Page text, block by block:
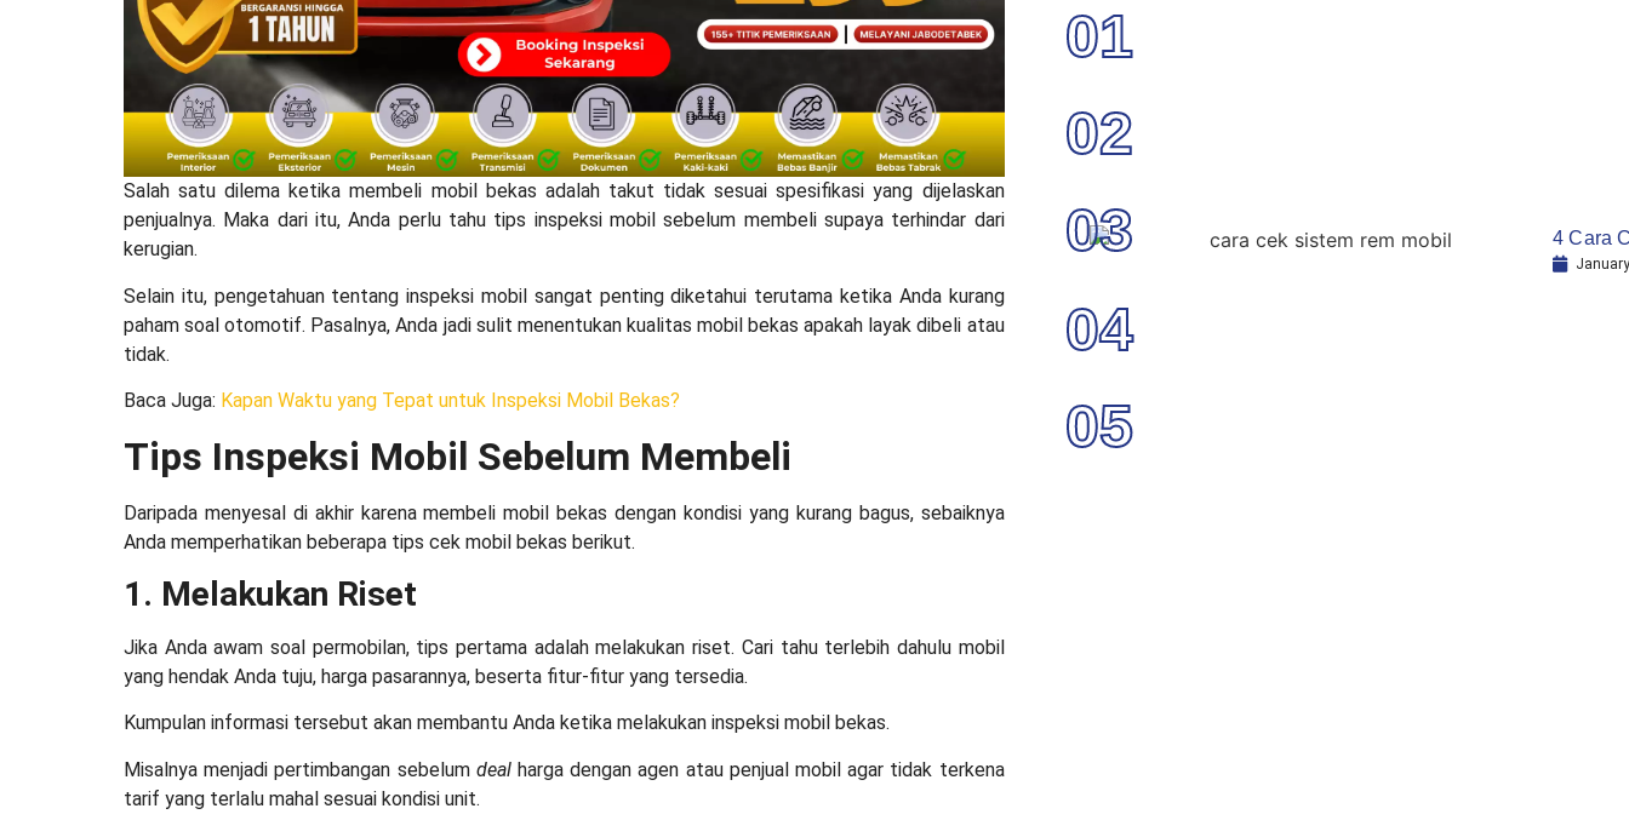
Salah satu dilema ketika membeli mobil bekas adalah takut tidak sesuai spesifikasi yang dijelaskan
penjualnya. Maka dari itu, Anda perlu tahu tips inspeksi mobil sebelum membelisupaya terhindar dari
kerugian.
Selain itu, pengetahuan tentang inspeksi mobil sangat penting diketahui terutama ketika Anda kurang
paham soal otomotif. Pasalnya, Anda jadi sulit menentukan kualitas mobil bekas apakah layak dibeli atau
tidak.
Baca Juga: Kapan Waktu yang Tepat untuk Inspeksi Mobil Bekas?
Tips Inspeksi Mobil Sebelum Membeli
Daripada menyesal di akhir karena membeli mobil bekas dengan kondisi yang kurang bagus, sebaiknya
Anda memperhatikan beberapa tips cek mobil bekas berikut.
1. Melakukan Riset
Jika Anda awam soal permobilan, tips pertama adalah melakukan riset. Cari tahu terlebih dahulu mobil
yang hendak Anda tuju, harga pasarannya, beserta fitur-fitur yang tersedia.
Kumpulan informasi tersebut akan membantu Anda ketika melakukan inspeksi mobil bekas.
Misalnya menjadi pertimbangan sebelum dealharga dengan agen atau penjual mobil agar tidak terkena
tarif yang terlalu mahal sesuai kondisi unit.
01
02
4 Cara
03
04
05